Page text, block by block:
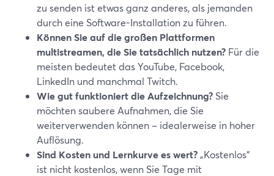
zu senden ist etwas ganz anderes, als jemanden
durch eine Software-Installation zu führen.
Können Sie auf die großen Plattformen
multistreamen, die Sie tatsächlich nutzen? Für die
meisten bedeutet das YouTube, Facebook,
LinkedIn und manchmal Twitch.
Wie gut funktioniert die Aufzeichnung? Sie
möchten saubere Aufnahmen, die Sie
weiterverwenden können – idealerweise in hoher
Auflösung.
Sind Kosten und Lernkurve es wert?„Kostenlos“
ist nicht kostenlos, wenn Sie Tage mit